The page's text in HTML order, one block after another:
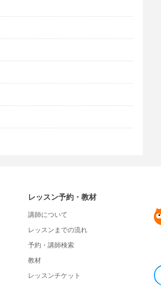
レッスン予約・教材
講師について
レッスンまでの流れ
予約・講師検索
教材
レッスンチケット